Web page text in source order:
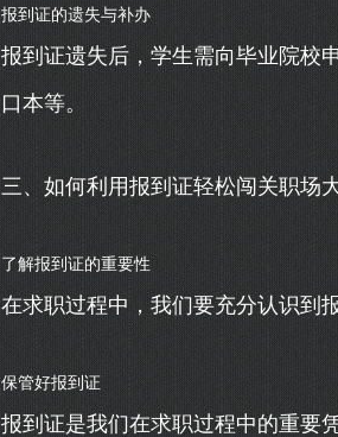
报到证的遗失与补办
报到证遗失后，学生需向毕业院校
口本等。
三、如何利用报到证轻松闯关职场
了解报到证的重要性
在求职过程中，我们要充分认识到
保管好报到证
报到证是我们在求职过程中的重要